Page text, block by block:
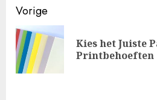
Doorgaan
met
lezen
Vorige
Kies het Juiste
Printbehoeften